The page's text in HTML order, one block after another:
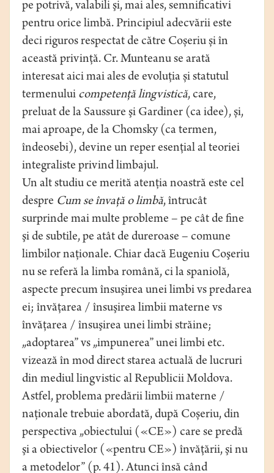
pe potrivă, valabili şi, mai ales, semnificativi
pentru orice limbă. Principiul adecvării este
deci riguros respectat de către Coșeriu și în
această privință. Cr. Munteanu se arată
interesat aici mai ales de evoluția și statutul
termenului competență lingvistică, care,
preluat de la Saussure şi Gardiner (ca idee), și,
mai aproape, de la Chomsky (ca termen,
îndeosebi), devine un reper esenţial al teoriei
integraliste privind limbajul.
Un alt studiu ce merită atenţia noastră este cel
despre Cum se învaţă o limbă, întrucât
surprinde mai multe probleme – pe cât de fine
şi de subtile, pe atât de dureroase – comune
limbilor naționale. Chiar dacă Eugeniu Coşeriu
nu se referă la limba română, ci la spaniolă,
aspecte precum însuşirea unei limbi vs predarea
ei; învăţarea / însuşirea limbii materne vs
învăţarea / însuşirea unei limbi străine;
„adoptarea” vs „impunerea” unei limbi etc.
vizează în mod direct starea actuală de lucruri
din mediul lingvistic al Republicii Moldova.
Astfel, problema predării limbii materne /
naţionale trebuie abordată, după Coșeriu, din
perspectiva „obiectului («CE») care se predă
şi a obiectivelor («pentru CE») învăţării, şi nu
a metodelor” (p. 41). Atunci însă când